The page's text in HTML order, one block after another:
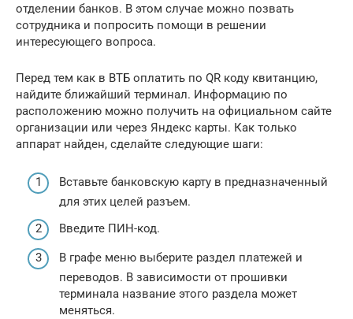
отделении банков. В этом случае можно позвать
сотрудника и попросить помощи в решении
интересующего вопроса.
Перед тем как в ВТБ оплатить по QR коду квитанцию,
найдите ближайший терминал. Информацию по
расположению можно получить на официальном сайте
организации или через Яндекс карты. Как только
аппарат найден, сделайте следующие шаги:
Вставьте банковскую карту в предназначенный
для этих целей разъем.
Введите ПИН-код.
В графе меню выберите раздел платежей и
переводов. В зависимости от прошивки
терминала название этого раздела может
меняться.